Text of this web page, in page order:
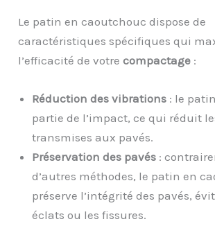
Le patin en caoutchouc dispose de
caractéristiques spécifiques qui
l’efficacité de votrecompactage :
Réduction des vibrations : le
partie de l’impact, ce qui réduit
transmises aux pavés.
Préservation des pavés :
d’autres méthodes, le patin en
préserve l’intégrité des pavés,
éclats ou les fissures.